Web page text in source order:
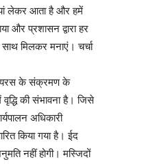
लेकर आता है और हमें
और प्रशासन द्वारा हर
मिलकर मनाएं। चर्चा
वायरस के संक्रमण के
की संभावना है। जिसे
अधिकारी
किया गया है। ईद
नहीं होगी। मस्जिदों